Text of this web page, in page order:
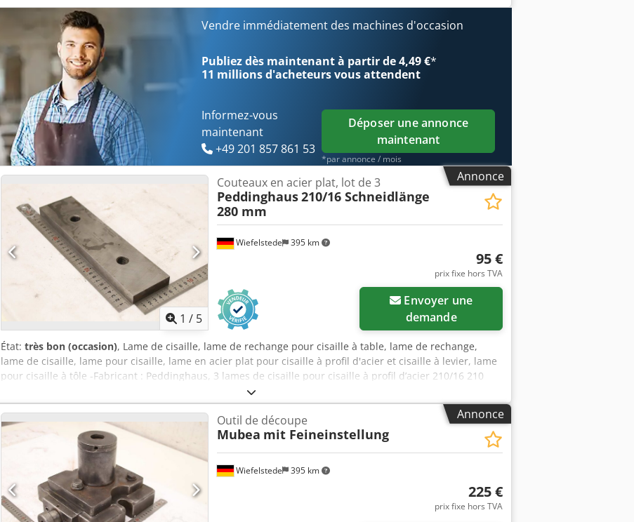
Vendre immédiatement des machines d'occasion
Publiez dès maintenant à partir de 4,49 €*
11 millions d'acheteursvous attendent
Informez-vous
maintenant
+49 201 857 861 53
Déposer une annonce
maintenant
*par annonce / mois
Annonce
1 / 5
Wiefelstede 395 km
Couteaux en acier plat, lot de 3
Peddinghaus210/16 Schneidlänge
280 mm
95 €
prix fixe hors TVA
demande
État: très bon (occasion), Lame de cisaille, lame de rechange pour cisaille à table, lame de rechange,
lame de cisaille, lame pour cisaille, lame en acier plat pour cisaille à profil d'acier et cisaille à levier, lame
pour cisaille à tôle -Fabricant : Peddinghaus, 3 lames de cisaille pour cisaille à profil d’acier 210/16 210
Super 16, non utilisées -N° de référence : 44085 510 00 ; longueur de coupe : 260 mm -Espacement des
trous : 140 mm / 2 x M20 ; voir photos -Fourniture/prix : ensemble -Dimensions : 280/18/H70 mm -Poids :
2,6 kg/pièce Crsdszr Eb Uopfx Aicef
Annonce
Wiefelstede 395 km
Outil de découpe
Mubea mit Feineinstellung
225 €
prix fixe hors TVA